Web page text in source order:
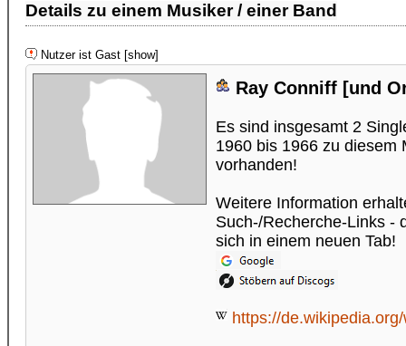
Details zu einem Musiker / einer Band
Nutzer ist Gast [show]
Ray Conniff [und
Es sind insgesamt 2
1960 bis 1966 zu diesem
vorhanden!
Weitere Information
Such-/Recherche-Links -
sich in einem neuen Tab!
https://